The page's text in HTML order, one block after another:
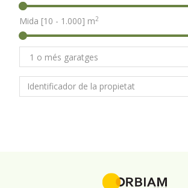
Mida [10 - 1.000] m2